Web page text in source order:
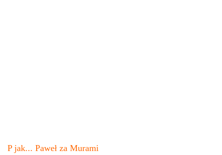
P jak... Paweł za Murami